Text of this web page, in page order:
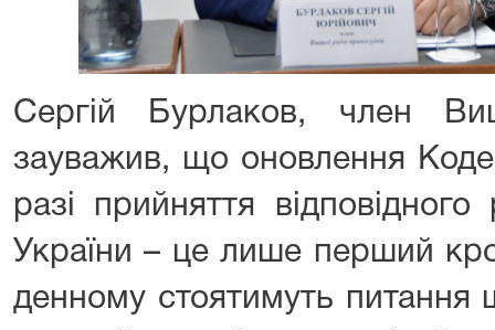
Сергій Бурлаков, член
зауважив, що оновлення
разі прийняття відповідного
України – це лише перший
денному стоятимуть питання